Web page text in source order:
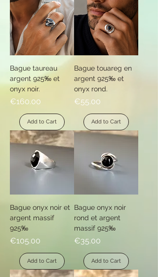
Bague taureau
argent 925‰ et
onyx noir.
Price
€160.00
Add to Cart
Bague touareg en
argent 925‰ et
onyx rond.
Price
€55.00
Add to Cart
Bague onyx noir et
argent massif
925‰
Price
€105.00
Add to Cart
Bague onyx noir
rond et argent
massif 925‰
Price
€35.00
Add to Cart